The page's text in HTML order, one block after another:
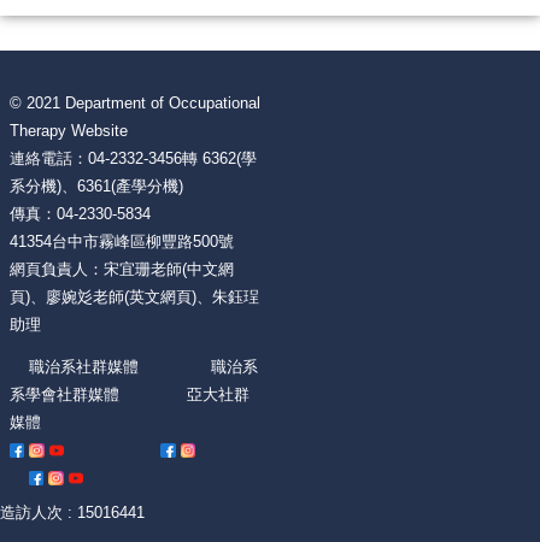
© 2021 Department of Occupational
Therapy Website
連絡電話：04-2332-3456轉 6362(學
系分機)、6361(產學分機)
傳真：04-2330-5834
41354台中市霧峰區柳豐路500號
網頁負責人：宋宜珊老師(中文網
頁)、廖婉彣老師(英文網頁)、朱鈺珵
助理
職治系社群媒體 職治系
系學會社群媒體 亞大社群
媒體
造訪人次 : 15016441